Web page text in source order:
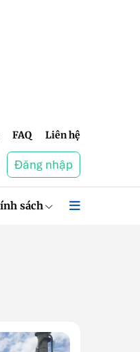
FAQ Liên hệ
Đăng nhập
sách